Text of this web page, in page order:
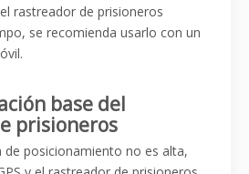
rastreador de prisioneros
se recomienda usarlo con un
base del
prisioneros
de posicionamiento no es alta,